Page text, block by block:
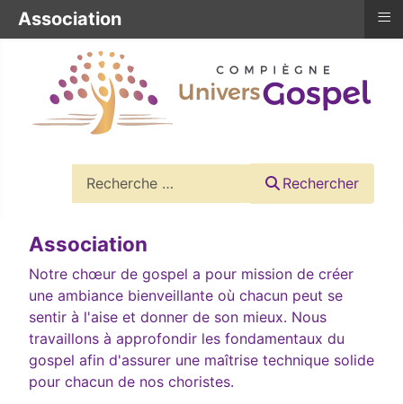
Rechercher
Association
Notre chœur de gospel a pour mission de créer
une ambiance bienveillante où chacun peut se
sentir à l'aise et donner de son mieux. Nous
travaillons à approfondir les fondamentaux du
gospel afin d'assurer une maîtrise technique solide
pour chacun de nos choristes.
Association ≡